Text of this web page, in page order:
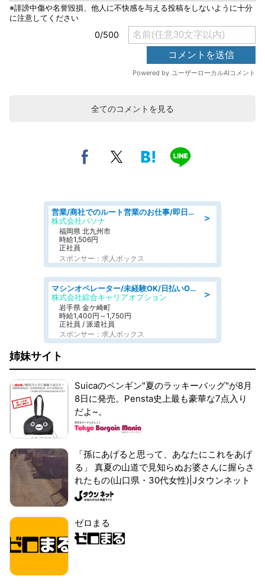
全てのコメントを見る
＞
営業/商社でのルート営業のお仕事/即日勤務可/車通勤可/営業
株式会社パソナ
福岡県 北九州市
時給1,506円
正社員
スポンサー：求人ボックス
＞
マシンオペレーター/未経験OK/日払いOK/寮完備/交替制/20・30・40代活躍中
株式会社綜合キャリアオプション
岩手県 金ケ崎町
時給1,400円～1,750円
正社員 / 派遣社員
スポンサー：求人ボックス
姉妹サイト
Suicaのペンギン"夏のラッキーバッグ"が8月
8日に発売。Pensta史上最も豪華な7点入り
だよ~。
「孫にあげると思って、あなたにこれをあげ
る」 真夏の山道で見知らぬお婆さんに握らさ
れたもの(山口県・30代女性)|Jタウンネット
ゼロまる